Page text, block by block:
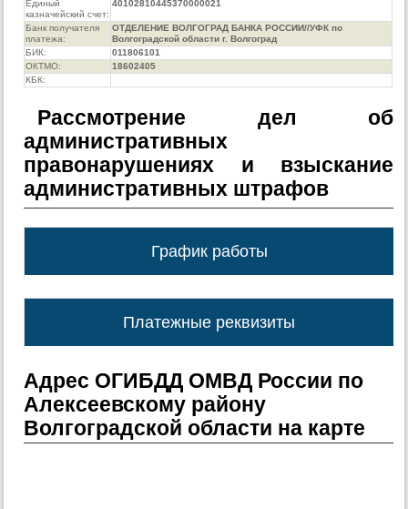
Единый
казначейский счет:
40102810445370000021
Банк получателя
платежа:
ОТДЕЛЕНИЕ ВОЛГОГРАД БАНКА РОССИИ//УФК по
Волгоградской области г. Волгоград
БИК:
011806101
ОКТМО:
18602405
КБК:
Рассмотрение дел об
административных
правонарушениях и взыскание
административных штрафов
График работы
Платежные реквизиты
Адрес ОГИБДД ОМВД России по
Алексеевскому району
Волгоградской области на карте